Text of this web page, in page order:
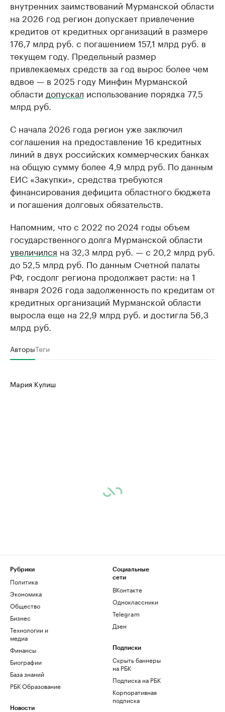
внутренних заимствований Мурманской области
на 2026 год регион допускает привлечение
кредитов от кредитных организаций в размере
176,7 млрд руб. с погашением 157,1 млрд руб. в
текущем году. Предельный размер
привлекаемых средств за год вырос более чем
вдвое — в 2025 году Минфин Мурманской
области допускал использование порядка 77,5
млрд руб.
С начала 2026 года регион уже заключил
соглашения на предоставление 16 кредитных
линий в двух российских коммерческих банках
на общую сумму более 4,9 млрд руб. По данным
ЕИС «Закупки», средства требуются
финансирования дефицита областного бюджета
и погашения долговых обязательств.
Напомним, что с 2022 по 2024 годы объем
государственного долга Мурманской области
увеличился на 32,3 млрд руб. — с 20,2 млрд руб.
до 52,5 млрд руб. По данным Счетной палаты
РФ, госдолг региона продолжает расти: на 1
января 2026 года задолженность по кредитам от
кредитных организаций Мурманской области
выросла еще на 22,9 млрд руб. и достигла 56,3
млрд руб.
АвторыТеги
Мария Кулиш
Рубрики
Политика
Экономика
Общество
Бизнес
Технологии и
медиа
Финансы
Биографии
База знаний
РБК Образование
Новости
Социальные
сети
ВКонтакте
Одноклассники
Telegram
Дзен
Подписки
Скрыть баннеры
на РБК
Подписка на РБК
Корпоративная
подписка